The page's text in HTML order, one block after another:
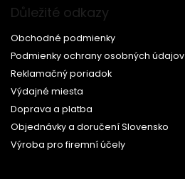
Důležité odkazy
Obchodné podmienky
Podmienky ochrany osobných údajov
Reklamačný poriadok
Výdajné miesta
Doprava a platba
Objednávky a doručení Slovensko
Výroba pro firemní účely